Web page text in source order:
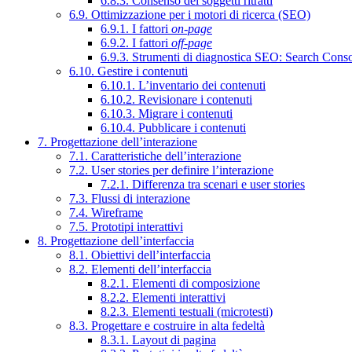
6.9. Ottimizzazione per i motori di ricerca (SEO)
6.9.1. I fattori on-page
6.9.2. I fattori off-page
6.9.3. Strumenti di diagnostica SEO: Search
6.10. Gestire i contenuti
6.10.1. L’inventario dei contenuti
6.10.2. Revisionare i contenuti
6.10.3. Migrare i contenuti
6.10.4. Pubblicare i contenuti
7. Progettazione dell’interazione
7.1. Caratteristiche dell’interazione
7.2. User stories per definire l’interazione
7.2.1. Differenza tra scenari e user stories
7.3. Flussi di interazione
7.4. Wireframe
7.5. Prototipi interattivi
8. Progettazione dell’interfaccia
8.1. Obiettivi dell’interfaccia
8.2. Elementi dell’interfaccia
8.2.1. Elementi di composizione
8.2.2. Elementi interattivi
8.2.3. Elementi testuali (microtesti)
8.3. Progettare e costruire in alta fedeltà
8.3.1. Layout di pagina